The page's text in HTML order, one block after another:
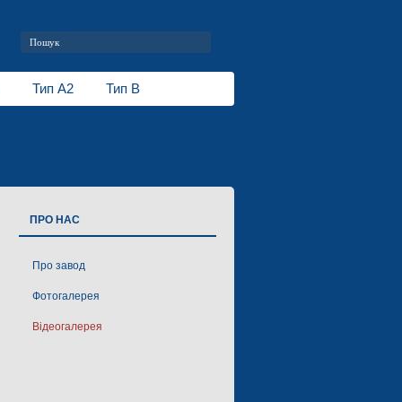
Тип А2
Тип В
ПРО НАС
Про завод
Фотогалерея
Відеогалерея